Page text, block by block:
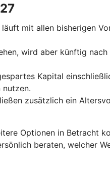
mit allen bisherigen
wird aber künftig
Kapital
nutzen.
zusätzlich ein
Optionen in Betracht
beraten, welcher